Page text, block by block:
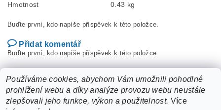
Hmotnost 0.43 kg
Buďte první, kdo napíše příspěvek k této položce.
Přidat komentář
Buďte první, kdo napíše příspěvek k této položce.
Používáme cookies, abychom Vám umožnili pohodlné
prohlížení webu a díky analýze provozu webu neustále
zlepšovali jeho funkce, výkon a použitelnost. Více